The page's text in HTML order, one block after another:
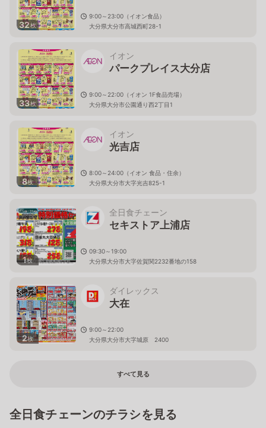
32枚
9:00～23:00（イオン食品）
大分県大分市高城西町28-1
33枚
イオン
パークプレイス大分店
9:00～22:00（イオン 1F食品売場）
大分県大分市公園通り西2丁目1
8枚
イオン
光吉店
8:00～24:00（イオン 食品・住余）
大分県大分市大字光吉825-1
1枚
全日食チェーン
セキストア上浦店
09:30～19:00
大分県大分市大字佐賀関2232番地の158
2枚
ダイレックス
大在
9:00～22:00
大分県大分市大字城原 2400
すべて見る
全日食チェーンのチラシを見る